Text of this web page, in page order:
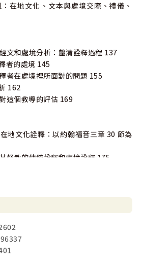
在地文化、文本與處境交際、禮儀、
文和處境分析：釐清詮釋過程 137
者的處境 145
者在處境裡所面對的問題 155
162
這個教導的評估 169
地文化詮釋：以約翰福音三章 30 節為
督教的傳統詮釋和處境詮釋 175
？群體中心的文化？ 178
：約翰福音三章 22 節至四章 3 節 186
洗禮 188
的友好關係？ 190
191